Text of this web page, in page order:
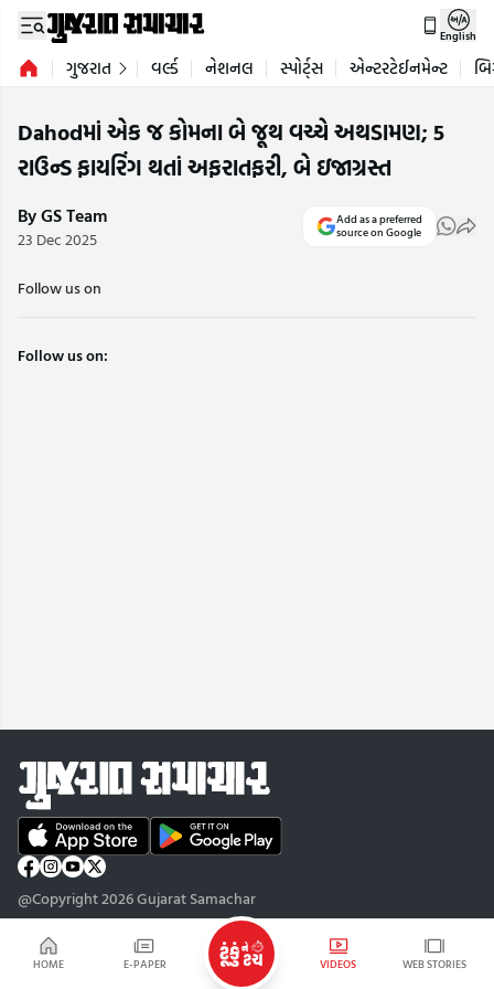
HOME E-PAPER VIDEOS WEB STORIES
English
ગુજરાત વર્લ્ડ નેશનલ સ્પોર્ટ્સ એન્ટરટેઈનમેન્ટ
Dahodમાં એક જ કોમના બે જૂથ વચ્ચે અથડામણ; 5
રાઉન્ડ ફાયરિંગ થતાં અફરાતફરી, બે ઇજાગ્રસ્ત
By GS Team
23 Dec 2025
Add as a preferred
source on Google
Follow us on
Follow us on:
@Copyright 2026 Gujarat Samachar